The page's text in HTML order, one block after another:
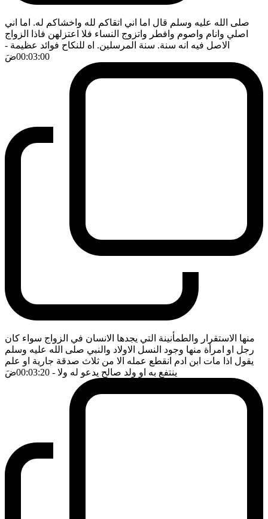
صلى الله عليه وسلم قال اما اني اتقاكم لله واخشاكم له. اما اني
اصلي وانام واصوم وافطر واتزوج النساء فلا اعتزلهن فاذا الزواج
الاصل فيه انه سنة. سنة المرسلين. اه للنكاح فوائد عظيمة -
00:03:00ضَ
منها الاستقرار والطمأنينة التي يجدها الانسان في الزواج سواء كان
رجل او امرأة منها وجود النسل الاولاد والنبي صلى الله عليه وسلم
يقول اذا مات ابن ادم انقطع عمله الا من ثلاث صدقة جارية او علم
ينتفع به او ولد صالح يدعو له ولا - 00:03:20 ضَ